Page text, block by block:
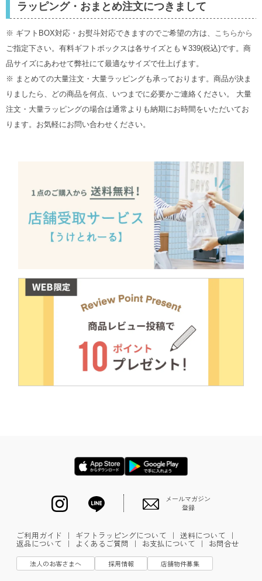
ラッピング・おまとめ注文につきまして
※ ギフトBOX対応・お熨斗対応できますのでご希望の方は、 こちらから
ご指定下さい。有料ギフトボックスは各サイズとも￥339(税込)です。商
品サイズにあわせて弊社にて最適なサイズで仕上げます。
※ まとめての大量注文・大量ラッピングも承っております。商品が決ま
りましたら、どの商品を何点、いつまでに必要かご連絡ください。 大量
注文・大量ラッピングの場合は通常よりも納期にお時間をいただいてお
ります。お気軽にお問い合わせください。
メールマガジン
登録
ご利用ガイド ｜ ギフトラッピングについて ｜ 送料について ｜
返品について ｜ よくあるご質問 ｜ お支払について ｜ お問合せ
法人のお客さまへ 採用情報 店舗物件募集